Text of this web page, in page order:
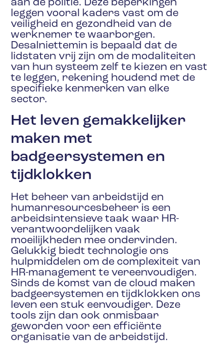
aan de politie. Deze beperkingen
leggen vooral kaders vast om de
veiligheid en gezondheid van de
werknemer te waarborgen.
Desalniettemin is bepaald dat de
lidstaten vrij zijn om de modaliteiten
van hun systeem zelf te kiezen en vast
te leggen, rekening houdend met de
specifieke kenmerken van elke
sector.
Het leven gemakkelijker
maken met
badgeersystemen en
tijdklokken
Het beheer van arbeidstijd en
humanresourcesbeheer is een
arbeidsintensieve taak waar HR-
verantwoordelijken vaak
moeilijkheden mee ondervinden.
Gelukkig biedt technologie ons
hulpmiddelen om de complexiteit van
HR-management te vereenvoudigen.
Sinds de komst van de cloud maken
badgeersystemen en tijdklokken ons
leven een stuk eenvoudiger. Deze
tools zijn dan ook onmisbaar
geworden voor een efficiënte
organisatie van de arbeidstijd.